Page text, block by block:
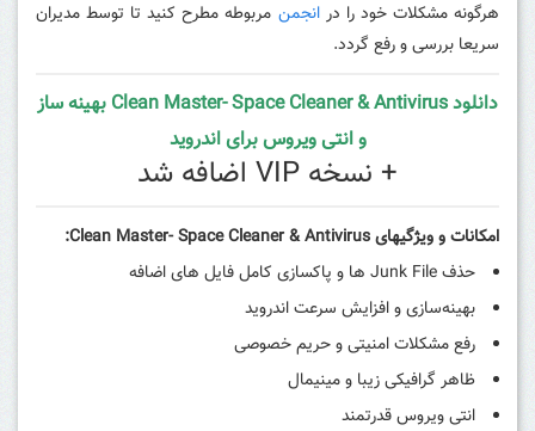
هرگونه مشکلات خود را درانجمن مربوطه مطرح کنید تا توسط مدیران
سریعا بررسی و رفع گردد.
دانلود Clean Master- Space Cleaner & Antivirus بهینه ساز
و انتی ویروس برای اندروید
+ نسخه VIP اضافه شد
امکانات و ویژگیهایClean Master- Space Cleaner & Antivirus
:
حذف Junk File ها و پاکسازی کامل فایل های اضافه
بهینه‌سازی و افزایش سرعت اندروید
رفع مشکلات امنیتی و حریم خصوصی
ظاهر گرافیکی زیبا و مینیمال
انتی ویروس قدرتمند